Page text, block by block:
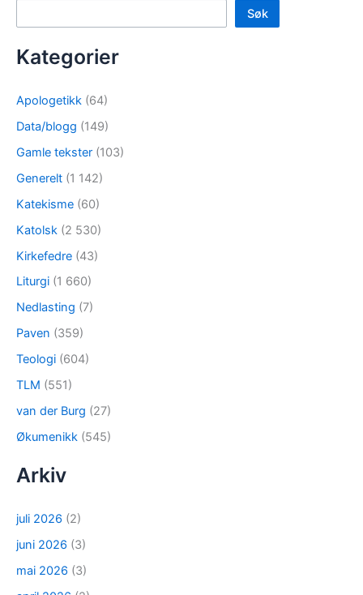
Søk
Kategorier
Apologetikk (64)
Data/blogg (149)
Gamle tekster (103)
Generelt (1 142)
Katekisme (60)
Katolsk (2 530)
Kirkefedre (43)
Liturgi (1 660)
Nedlasting (7)
Paven (359)
Teologi (604)
TLM (551)
van der Burg (27)
Økumenikk (545)
Arkiv
juli 2026 (2)
juni 2026 (3)
mai 2026 (3)